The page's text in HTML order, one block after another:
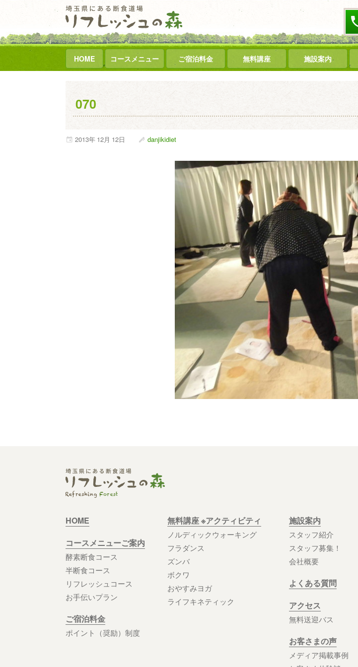
HOME コースメニュー ご宿泊料金 無料講座 施設案内
070
2013年 12月 12日 danjikidiet
HOME
コースメニューご案内
酵素断食コース
半断食コース
リフレッシュコース
お手伝いプラン
ご宿泊料金
ポイント（奨励）制度
無料講座 ※アクティビティ
ノルディックウォーキング
フラダンス
ズンバ
ボクワ
おやすみヨガ
ライフキネティック
施設案内
スタッフ紹介
スタッフ募集！
会社概要
よくある質問
アクセス
無料送迎バス
お客さまの声
メディア掲載事例